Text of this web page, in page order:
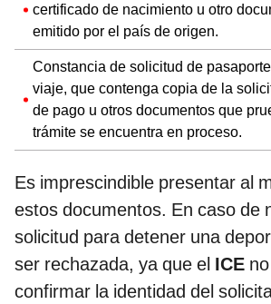
certificado de nacimiento u otro
emitido por el país de origen.
Constancia de solicitud de
viaje, que contenga copia de la
de pago u otros documentos que
trámite se encuentra en proceso.
Es imprescindible presentar al
estos documentos. En caso de
solicitud para detener una
ser rechazada, ya que el ICE
confirmar la identidad del